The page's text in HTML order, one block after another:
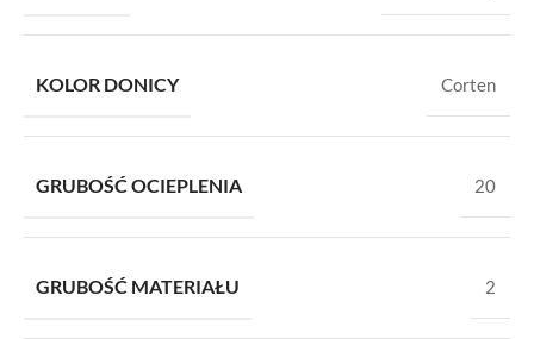
KOLOR DONICY Corten
GRUBOŚĆ OCIEPLENIA 20
GRUBOŚĆ MATERIAŁU 2